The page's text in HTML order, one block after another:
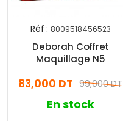
Réf : 8009518456523
Deborah Coffret
Maquillage​ N5
99,000 DT
83,000 DT
En stock